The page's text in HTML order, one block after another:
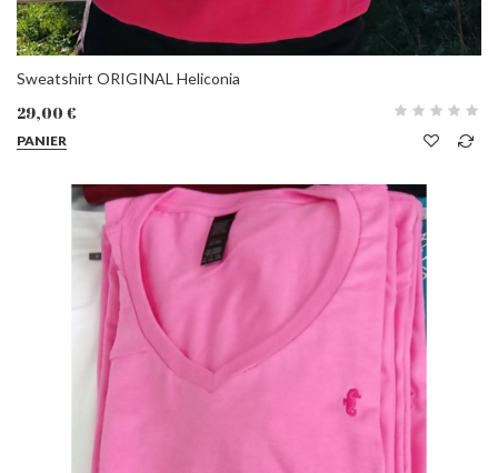
Sweatshirt ORIGINAL Heliconia
29,00 €
PANIER